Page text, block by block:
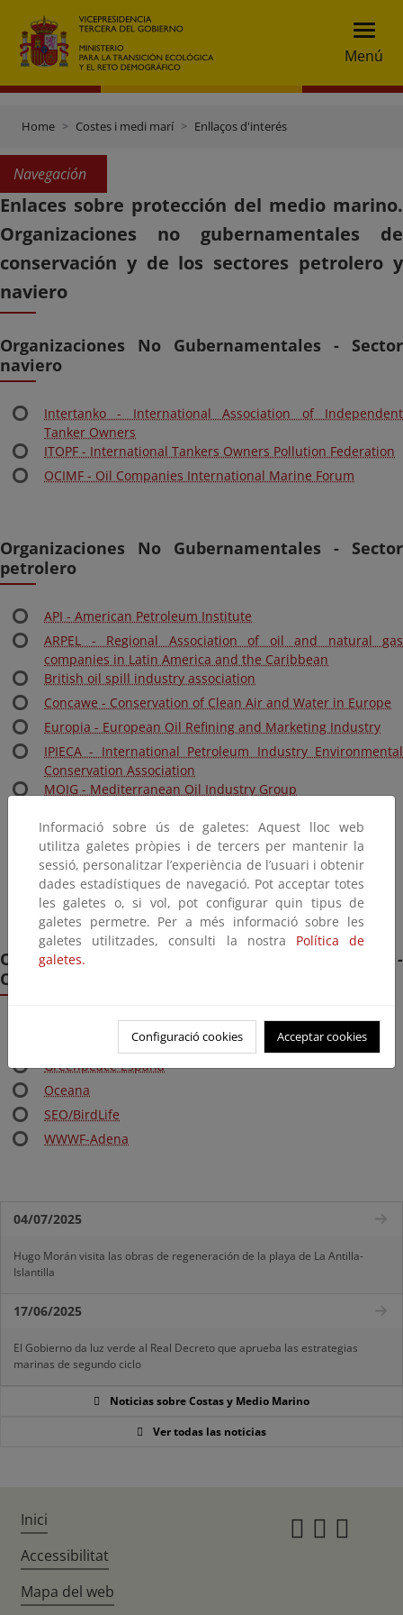
Menú
Home Costes i medi marí Enllaços d'interés
Navegación
Enlaces sobre protección del medio marino.
Organizaciones no gubernamentales de
conservación y de los sectores petrolero y
naviero
Organizaciones No Gubernamentales - Sector
naviero
Intertanko - International Association of Independent
Tanker Owners
ITOPF - International Tankers Owners Pollution Federation
OCIMF - Oil Companies International Marine Forum
Organizaciones No Gubernamentales - Sector
petrolero
API - American Petroleum Institute
ARPEL - Regional Association of oil and natural gas
companies in Latin America and the Caribbean
British oil spill industry association
Concawe - Conservation of Clean Air and Water in Europe
Europia - European Oil Refining and Marketing Industry
IPIECA - International Petroleum Industry Environmental
Conservation Association
MOIG - Mediterranean Oil Industry Group
PAJ - Petroleum Association of Japan
SCAA - Spill Control Association of America
SYCOPOL - Oil Spill Control Association of France
Organizaciones No Gubernamentales -
Conservación
Ecologistas en acción
Greenpeace España
Oceana
SEO/BirdLife
WWWF-Adena
04/07/2025
Hugo Morán visita las obras de regeneración de la playa de La Antilla-
Islantilla
17/06/2025
El Gobierno da luz verde al Real Decreto que aprueba las estrategias
marinas de segundo ciclo
Noticias sobre Costas y Medio Marino
Ver todas las noticias
Informació sobre ús de galetes: Aquest lloc web
utilitza galetes pròpies i de tercers per mantenir la
sessió, personalitzar l’experiència de l’usuari i obtenir
dades estadístiques de navegació. Pot acceptar totes
les galetes o, si vol, pot configurar quin tipus de
galetes permetre. Per a més informació sobre les
galetes utilitzades, consulti la nostra Política de
galetes.
Configuració cookies Acceptar cookies
Inici
Accessibilitat
Mapa del web